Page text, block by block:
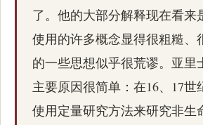
了。他的大部分解释现在看来
使用的许多概念显得很粗糙、
的一些思想似乎很荒谬。亚里
主要原因很简单：在16、17世
使用定量研究方法来研究非生